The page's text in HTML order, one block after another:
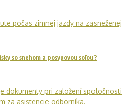
so snehom a posypovou soľou?